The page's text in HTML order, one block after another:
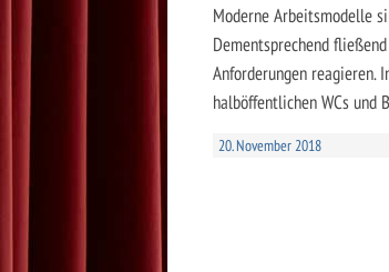
Moderne Arbeitsmodelle
Dementsprechend
Anforderungen reagieren.
halböffentlichen WCs und
20. November 2018